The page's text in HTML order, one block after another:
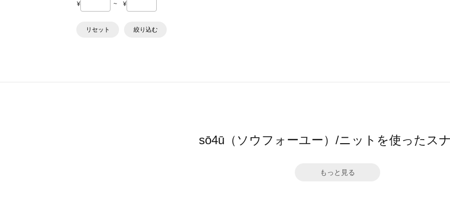
¥ ~ ¥
リセット 絞り込む
sō4ū（ソウフォーユー）/ニットを使ったス
もっと見る